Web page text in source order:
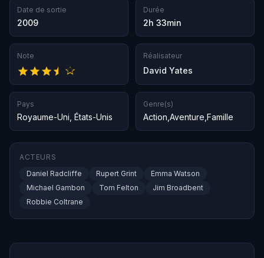
Date de sortie
2009
Durée
2h 33min
Note Réalisateur
David Yates
Pays
Royaume-Uni États-Unis
Genre(s)
Action Aventure Famille
ACTEURS
Daniel Radcliffe
Rupert Grint
Emma Watson
Michael Gambon
Tom Felton
Jim Broadbent
Robbie Coltrane